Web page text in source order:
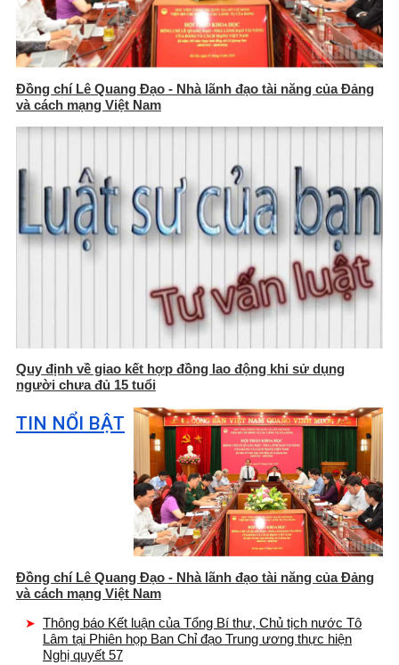
Đồng chí Lê Quang Đạo - Nhà lãnh đạo tài năng của Đảng
và cách mạng Việt Nam
Quy định về giao kết hợp đồng lao động khi sử dụng
người chưa đủ 15 tuổi
TIN NỔI BẬT
Đồng chí Lê Quang Đạo - Nhà lãnh đạo tài năng của Đảng
và cách mạng Việt Nam
Thông báo Kết luận của Tổng Bí thư, Chủ tịch nước Tô
Lâm tại Phiên họp Ban Chỉ đạo Trung ương thực hiện
Nghị quyết 57